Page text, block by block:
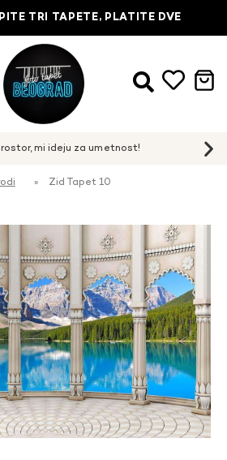
TRI TAPETE, PLATITE DVE
» Zid Tapet 10